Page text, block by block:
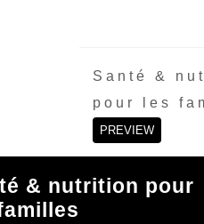
Santé &
pour les
PREVIEW
& nutrition pour